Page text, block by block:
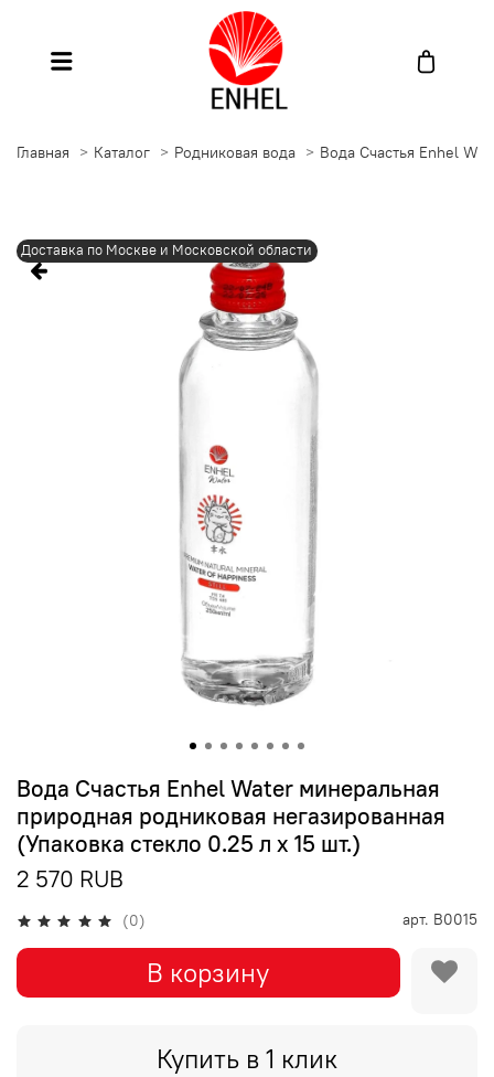
Главная Каталог Родниковая вода Вода Счастья Enhel
Доставка по Москве и Московской области
(0) арт. B0015
Вода Счастья Enhel Water минеральная
природная родниковая негазированная
(Упаковка стекло 0.25 л х 15 шт.)
2 570 RUB
В корзину
Купить в 1 клик